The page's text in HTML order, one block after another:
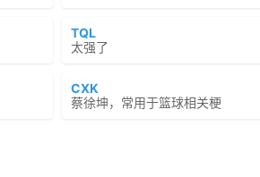
TQL
太强了
CXK
蔡徐坤，常用于篮球相关梗